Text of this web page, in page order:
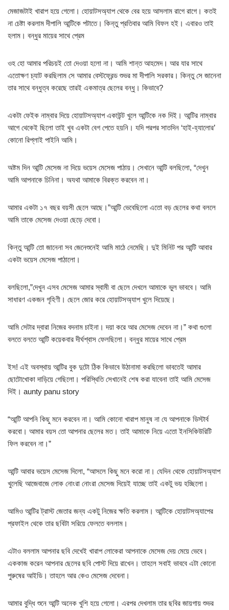
মেজাজটাই খারাপ হয়ে গেলো। হোয়াটসঅ্যাপ থেকে বের হয়ে আসলাম রাগে রাগে। কতই
না চেষ্টা করলাম দীপালি আন্টিকে পটাতে। কিন্তু প্রতিবার আমি বিফল হই। এবারও তাই
হলাম। বন্ধুর মায়ের সাথে প্রেম
ওহ হো আমার পরিচয়ই তো দেওয়া হলো না। আমি শান্ত আহমেদ। আর যার সাথে
এতোক্ষণ চ্যাট করছিলাম সে আমার বেস্টফ্রেন্ড শুভর মা দীপালি সরকার। কিন্তু সে জানেনা
তার সাথে বন্ধুত্ব করেছে তারই একমাত্র ছেলের বন্ধু। কিভাবে?
একটা ফেইক নাম্বার দিয়ে হোয়াটসঅ্যাপ একাউন্ট খুলে আন্টিকে নক দিই। আন্টির নাম্বার
আগে থেকেই ছিলো তাই খুব একটা বেগ পেতে হয়নি। যদি পরপর সাতদিন ‘হাই-হ্যালোর’
কোনো রিপ্লাই পাইনি আমি।
অষ্টম দিন আন্টি মেসেজ না দিয়ে ভয়েস মেসেজ পাঠায়। সেখানে আন্টি বলছিলো, “দেখুন
আমি আপনাকে চিনিনা। অযথা আমাকে বিরক্ত করবেন না।
আমার একটা ১৭ বছর বয়সী ছেলে আছে।”আন্টি ভেবেছিলো এতো বড় ছেলের কথা বললে
আমি তাকে মেসেজ দেওয়া ছেড়ে দেবো।
কিন্তু আন্টি তো জানেনা সব জেনেশুনেই আমি মাঠে নেমেছি। দুই মিনিট পর আন্টি আবার
একটা ভয়েস মেসেজ পাঠালো।
বলছিলো,”দেখুন এসব মেসেজ আমার স্বামী বা ছেলে দেখলে আমাকে ভুল ভাববে। আমি
সাধারণ একজন গৃহিণী। ছেলে জোর করে হোয়াটসঅ্যাপ খুলে দিয়েছে।
আমি সেটার দ্বারা নিজের বদনাম চাইনা। দয়া করে আর মেসেজ দেবেন না।” কথা গুলো
বলতে বলতে আন্টি কয়েকবার দীর্ঘশ্বাস ফেলছিলো। বন্ধুর মায়ের সাথে প্রেম
ইস! এই অবস্থায় আন্টির বুক দুটো ঠিক কিভাবে উঠানামা করছিলো ভাবতেই আমার
ছোটোখোকা দাড়িয়ে গেছিলো। পরিস্থিতি সেখানেই শেষ করা যাবেনা তাই আমি মেসেজ
দিই। aunty panu story
“আন্টি আপনি কিছু মনে করবেন না। আমি কোনো খারাপ মানুষ না যে আপনাকে ডিস্টার্ব
করবো। আমার বয়স তো আপনার ছেলের মত। তাই আমাকে নিয়ে এতো ইনসিকিউরিটি
ফিল করবেন না।”
আন্টি আবার ভয়েস মেসেজ দিলো, “আসলে কিছু মনে করো না। যেদিন থেকে হোয়াটসঅ্যাপ
খুলেছি আজেবাজে লোক নোংরা নোংরা মেসেজ দিয়েই যাচ্ছে তাই একটু ভয় হচ্ছিলো।
আমিও আন্টির ট্রাস্ট জেতার জন্য একটু নিজের ক্ষতি করলাম। আন্টিকে হোয়াটসঅ্যাপের
প্রফাইল থেকে তার ছবিটা সরিয়ে ফেলতে বললাম।
এটাও বললাম আপনার ছবি দেখেই খারাপ লোকেরা আপনাকে মেসেজ দেয় মেয়ে ভেবে।
এককাজ করেন আপনার ছেলের ছবি পোস্ট দিয়ে রাখেন। তাহলে সবাই ভাববে এটা কোনো
পুরুষের আইডি। তাহলে আর কেও মেসেজ দেবেনা।
আমার বুদ্ধি শুনে আন্টি অনেক খুশি হয়ে গেলো। এরপর দেখলাম তার ছবির জায়গায় শুভর